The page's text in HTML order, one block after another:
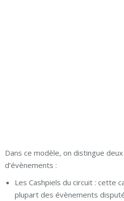
Dans ce modèle, on distingue
d’évènements :
Les Cashpiels du circuit : cette
plupart des évènements